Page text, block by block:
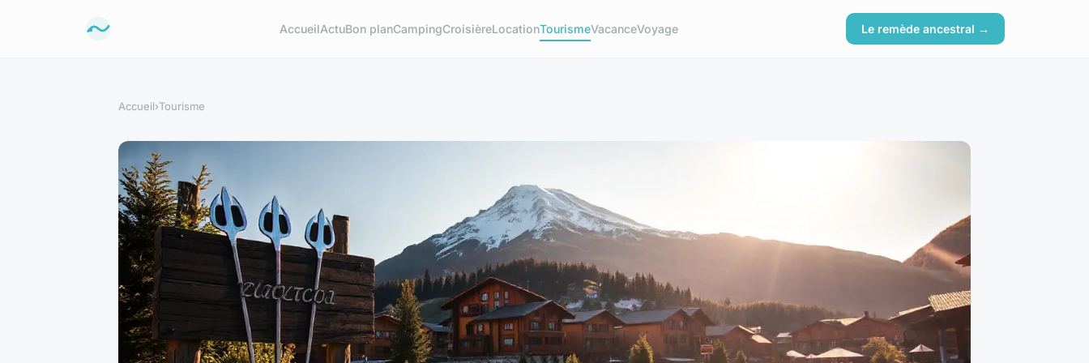
AccueilActuBon planCampingCroisièreLocationTourismeVacanceVoyage Le remède ancestral →
Accueil›Tourisme